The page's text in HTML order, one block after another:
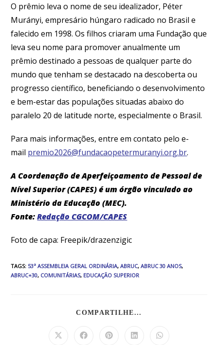
O prêmio leva o nome de seu idealizador, Péter
Murányi, empresário húngaro radicado no Brasil e
falecido em 1998. Os filhos criaram uma Fundação que
leva seu nome para promover anualmente um
prêmio destinado a pessoas de qualquer parte do
mundo que tenham se destacado na descoberta ou
progresso científico, beneficiando o desenvolvimento
e bem-estar das populações situadas abaixo do
paralelo 20 de latitude norte, especialmente o Brasil.
Para mais informações, entre em contato pelo e-
mail premio2026@fundacaopetermuranyi.org.br.
A Coordenação de Aperfeiçoamento de Pessoal de
Nível Superior (CAPES) é um órgão vinculado ao
Ministério da Educação (MEC).
Fonte:Redação CGCOM/CAPES
Foto de capa: Freepik/drazenzigic
TAGS: 53ª ASSEMBLEIA GERAL ORDINÁRIA, ABRUC, ABRUC 30 ANOS,
ABRUC+30, COMUNITÁRIAS, EDUCAÇÃO SUPERIOR
COMPARTILHE...